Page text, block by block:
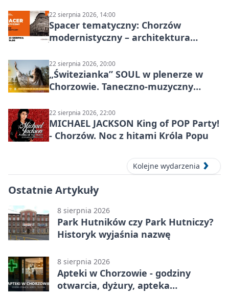
22 sierpnia 2026, 14:00
Spacer tematyczny: Chorzów
modernistyczny – architektura
22 sierpnia 2026, 20:00
„Świtezianka” SOUL w plenerze w
Chorzowie. Taneczno-muzyczny
22 sierpnia 2026, 22:00
MICHAEL JACKSON King of POP Party!
- Chorzów. Noc z hitami Króla Popu
Kolejne wydarzenia
Ostatnie Artykuły
8 sierpnia 2026
Park Hutników czy Park Hutniczy?
Historyk wyjaśnia nazwę
8 sierpnia 2026
Apteki w Chorzowie - godziny
otwarcia, dyżury, apteka